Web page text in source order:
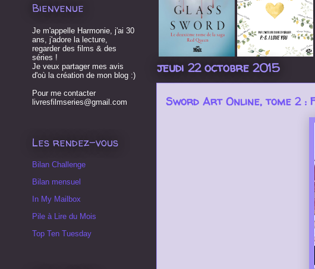
jeudi 22 octobre 2015
Sword Art Online, tome 2 :
Bienvenue
Je m'appelle Harmonie, j'ai 30
ans, j'adore la lecture,
regarder des films & des
séries !
Je veux partager mes avis
d'où la création de mon blog :)
Pour me contacter
livresfilmseries@gmail.com
Les rendez-vous
Bilan Challenge
Bilan mensuel
In My Mailbox
Pile à Lire du Mois
Top Ten Tuesday